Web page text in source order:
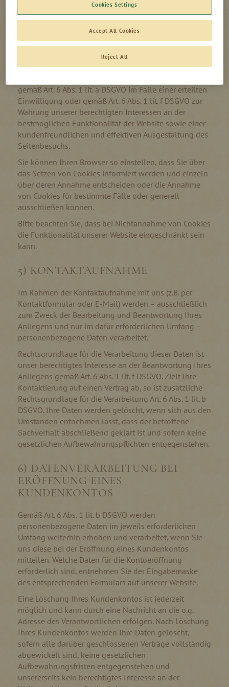
letzteren Fall können Sie die Speicherdauer der
Übersicht zu den Cookie-Einstellungen Ihres
Webbrowsers entnehmen.
Sofern durch einzelne von uns eingesetzte Cookies
auch personenbezogene Daten verarbeitet werden,
erfolgt die Verarbeitung gemäß Art. 6 Abs. 1 lit. b
gemäß Art. 6 Abs. 1 lit. a DSGVO im Falle einer erteilten
Einwilligung oder gemäß Art. 6 Abs. 1 lit. f DSGVO zur
Wahrung unserer berechtigten Interessen an der
bestmöglichen Funktionalität der Website sowie einer
kundenfreundlichen und effektiven Ausgestaltung des
Seitenbesuchs.
Sie können Ihren Browser so einstellen, dass Sie über
das Setzen von Cookies informiert werden und einzeln
über deren Annahme entscheiden oder die Annahme
von Cookies für bestimmte Fälle oder generell
ausschließen können.
Bitte beachten Sie, dass bei Nichtannahme von Cookies
die Funktionalität unserer Website eingeschränkt sein
kann.
5) KONTAKTAUFNAHME
Im Rahmen der Kontaktaufnahme mit uns (z.B. per
Kontaktformular oder E-Mail) werden – ausschließlich
zum Zweck der Bearbeitung und Beantwortung Ihres
Anliegens und nur im dafür erforderlichen Umfang –
personenbezogene Daten verarbeitet.
Rechtsgrundlage für die Verarbeitung dieser Daten ist
unser berechtigtes Interesse an der Beantwortung Ihres
Anliegens gemäß Art. 6 Abs. 1 lit. f DSGVO. Zielt Ihre
Kontaktierung auf einen Vertrag ab, so ist zusätzliche
Rechtsgrundlage für die Verarbeitung Art. 6 Abs. 1 lit. b
DSGVO. Ihre Daten werden gelöscht, wenn sich aus den
Umständen entnehmen lässt, dass der betroffene
Sachverhalt abschließend geklärt ist und sofern keine
gesetzlichen Aufbewahrungspflichten entgegenstehen.
6) DATENVERARBEITUNG BEI
ERÖFFNUNG EINES
KUNDENKONTOS
Gemäß Art. 6 Abs. 1 lit. b DSGVO werden
personenbezogene Daten im jeweils erforderlichen
Umfang weiterhin erhoben und verarbeitet, wenn Sie
uns diese bei der Eröffnung eines Kundenkontos
mitteilen. Welche Daten für die Kontoeröffnung
erforderlich sind, entnehmen Sie der Eingabemaske
des entsprechenden Formulars auf unserer Website.
Eine Löschung Ihres Kundenkontos ist jederzeit
möglich und kann durch eine Nachricht an die o.g.
Adresse des Verantwortlichen erfolgen. Nach Löschung
Ihres Kundenkontos werden Ihre Daten gelöscht,
sofern alle darüber geschlossenen Verträge vollständig
abgewickelt sind, keine gesetzlichen
Aufbewahrungsfristen entgegenstehen und
unsererseits kein berechtigtes Interesse an der
Cookies Settings
Reject All
Accept All Cookies